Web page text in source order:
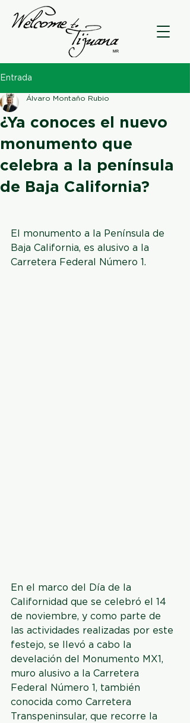
Entrada
¿Ya conoces el nuevo
monumento que
celebra a la península
de Baja California?
Álvaro Montaño Rubio
El monumento a la Península de
Baja California, es alusivo a la
Carretera Federal Número 1.
En el marco del Día de la
Californidad que se celebró el 14
de noviembre, y como parte de
las actividades realizadas por este
festejo, se llevó a cabo la
develación del Monumento MX1,
muro alusivo a la Carretera
Federal Número 1, también
conocida como Carretera
Transpeninsular, que recorre la